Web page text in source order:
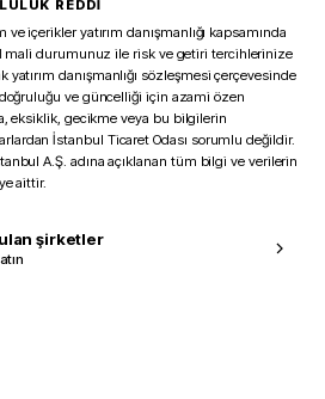
REDDİ
içerikler yatırım danışmanlığı kapsamında
mali durumunuz ile risk ve getiri tercihlerinize
danışmanlığı sözleşmesi çerçevesinde
ve güncelliği için azami özen
eksiklik, gecikme veya bu bilgilerin
İstanbul Ticaret Odası sorumlu değildir.
A.Ş. adına açıklanan tüm bilgi ve verilerin
aittir.
şirketler